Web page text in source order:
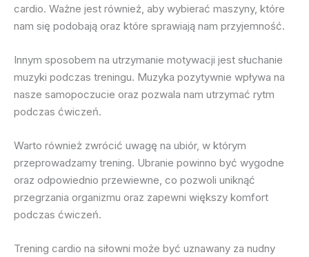
cardio. Ważne jest również, aby wybierać maszyny, które
nam się podobają oraz które sprawiają nam przyjemność.
Innym sposobem na utrzymanie motywacji jest słuchanie
muzyki podczas treningu. Muzyka pozytywnie wpływa na
nasze samopoczucie oraz pozwala nam utrzymać rytm
podczas ćwiczeń.
Warto również zwrócić uwagę na ubiór, w którym
przeprowadzamy trening. Ubranie powinno być wygodne
oraz odpowiednio przewiewne, co pozwoli uniknąć
przegrzania organizmu oraz zapewni większy komfort
podczas ćwiczeń.
Trening cardio na siłowni może być uznawany za nudny